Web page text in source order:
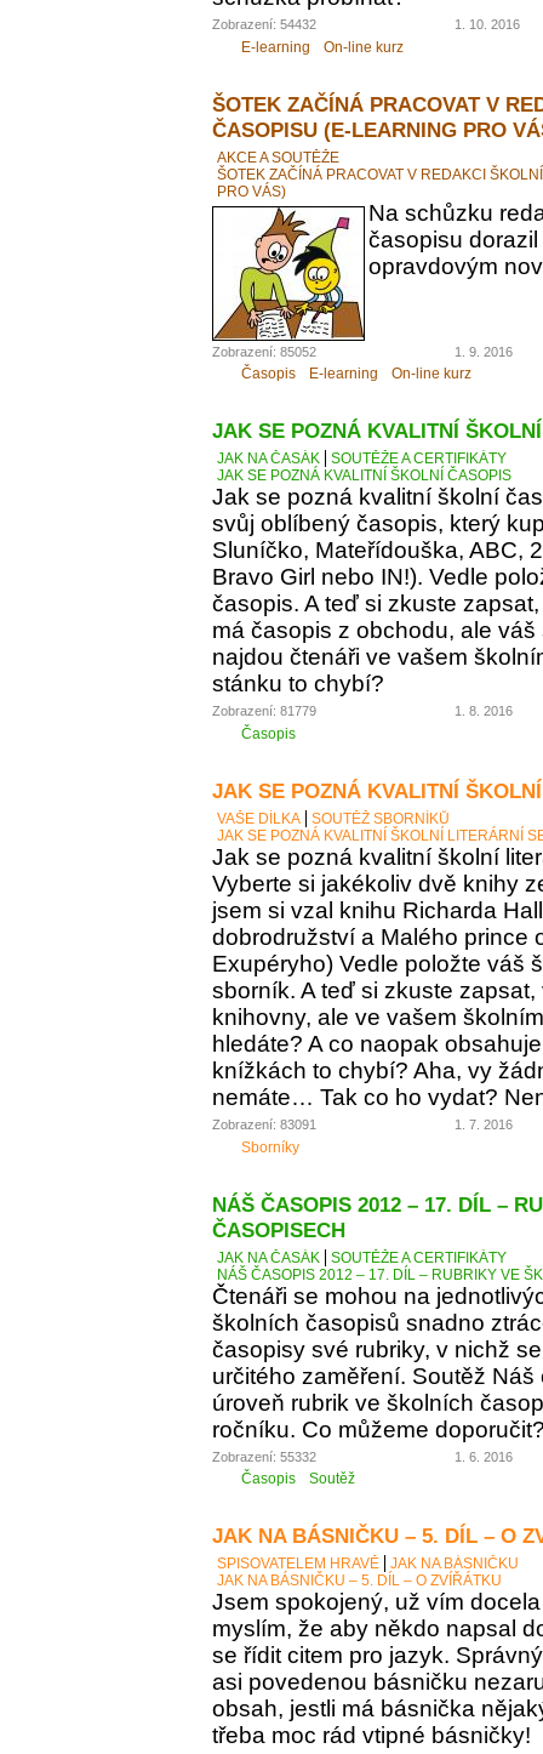
Zobrazení: 54432 1. 10. 2016
E-learning On-line kurz
ŠOTEK ZAČÍNÁ PRACOVAT V
ČASOPISU (E-LEARNING PRO
AKCE A SOUTĚŽE
ŠOTEK ZAČÍNÁ PRACOVAT V REDAKCI
PRO VÁS)
Na schůzku
časopisu
opravdovým
Zobrazení: 85052 1. 9. 2016
Časopis E-learning On-line kurz
JAK SE POZNÁ KVALITNÍ
JAK NA ČASÁK
SOUTĚŽE A CERTIFIKÁTY
JAK SE POZNÁ KVALITNÍ ŠKOLNÍ ČASOPIS
Jak se pozná kvalitní školní
svůj oblíbený časopis, který
Sluníčko, Mateřídouška, ABC,
Bravo Girl nebo IN!). Vedle
časopis. A teď si zkuste
má časopis z obchodu, ale
najdou čtenáři ve vašem
stánku to chybí?
Zobrazení: 81779 1. 8. 2016
Časopis
JAK SE POZNÁ KVALITNÍ
VAŠE DÍLKA
SOUTĚŽ SBORNÍKŮ
JAK SE POZNÁ KVALITNÍ ŠKOLNÍ LITERÁRNÍ
Jak se pozná kvalitní školní
Vyberte si jakékoliv dvě knihy
jsem si vzal knihu Richarda
dobrodružství a Malého prince
Exupéryho) Vedle položte váš
sborník. A teď si zkuste
knihovny, ale ve vašem
hledáte? A co naopak
knížkách to chybí? Aha, vy
nemáte… Tak co ho vydat?
Zobrazení: 83091 1. 7. 2016
Sborníky
NÁŠ ČASOPIS 2012 – 17. DÍL –
ČASOPISECH
JAK NA ČASÁK
SOUTĚŽE A CERTIFIKÁTY
NÁŠ ČASOPIS 2012 – 17. DÍL – RUBRIKY VE
Čtenáři se mohou na
školních časopisů snadno
časopisy své rubriky, v nichž
určitého zaměření. Soutěž
úroveň rubrik ve školních
ročníku. Co můžeme
Zobrazení: 55332 1. 6. 2016
Časopis Soutěž
JAK NA BÁSNIČKU – 5. DÍL – O
SPISOVATELEM HRAVĚ
JAK NA BÁSNIČKU
JAK NA BÁSNIČKU – 5. DÍL – O ZVÍŘÁTKU
Jsem spokojený, už vím
myslím, že aby někdo napsal
se řídit citem pro jazyk.
asi povedenou básničku
obsah, jestli má básnička
třeba moc rád vtipné básničky!